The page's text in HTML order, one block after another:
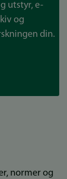
utstyr, e-
og
din.
normer og